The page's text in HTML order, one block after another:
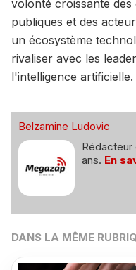
volonté croissante des
publiques et des
un écosystème
rivaliser avec les
l'intelligence artificielle.
Belzamine Ludovic
Rédacteur
ans. En
DANS LA MÊME